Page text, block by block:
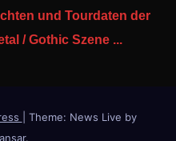
und Tourdaten der
/ Gothic Szene ...
Theme: News Live by
.